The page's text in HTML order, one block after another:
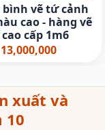
bình vẽ tứ cảnh
cao - hàng vẽ
cấp 1m6
13,000,000
xuất và
10